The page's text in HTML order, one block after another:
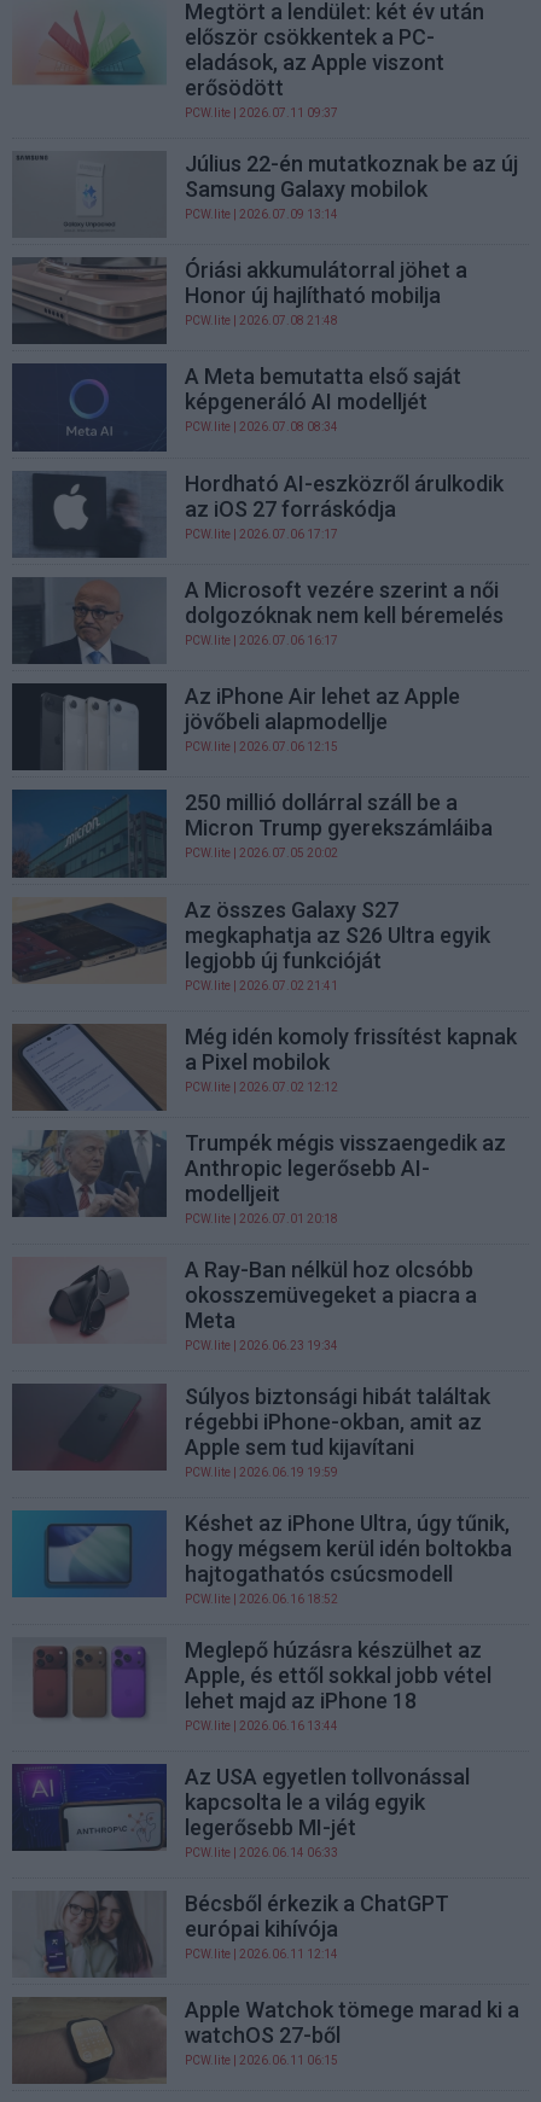
Megtört a lendület: két év után
először csökkentek a PC-
eladások, az Apple viszont
erősödött
PCW.lite | 2026.07.11 09:37
Július 22-én mutatkoznak be az új
Samsung Galaxy mobilok
PCW.lite | 2026.07.09 13:14
Óriási akkumulátorral jöhet a
Honor új hajlítható mobilja
PCW.lite | 2026.07.08 21:48
A Meta bemutatta első saját
képgeneráló AI modelljét
PCW.lite | 2026.07.08 08:34
Hordható AI-eszközről árulkodik
az iOS 27 forráskódja
PCW.lite | 2026.07.06 17:17
A Microsoft vezére szerint a női
dolgozóknak nem kell béremelés
PCW.lite | 2026.07.06 16:17
Az iPhone Air lehet az Apple
jövőbeli alapmodellje
PCW.lite | 2026.07.06 12:15
250 millió dollárral száll be a
Micron Trump gyerekszámláiba
PCW.lite | 2026.07.05 20:02
Az összes Galaxy S27
megkaphatja az S26 Ultra egyik
legjobb új funkcióját
PCW.lite | 2026.07.02 21:41
Még idén komoly frissítést kapnak
a Pixel mobilok
PCW.lite | 2026.07.02 12:12
Trumpék mégis visszaengedik az
Anthropic legerősebb AI-
modelljeit
PCW.lite | 2026.07.01 20:18
A Ray-Ban nélkül hoz olcsóbb
okosszemüvegeket a piacra a
Meta
PCW.lite | 2026.06.23 19:34
Súlyos biztonsági hibát találtak
régebbi iPhone-okban, amit az
Apple sem tud kijavítani
PCW.lite | 2026.06.19 19:59
Késhet az iPhone Ultra, úgy tűnik,
hogy mégsem kerül idén boltokba
hajtogathatós csúcsmodell
PCW.lite | 2026.06.16 18:52
Meglepő húzásra készülhet az
Apple, és ettől sokkal jobb vétel
lehet majd az iPhone 18
PCW.lite | 2026.06.16 13:44
Az USA egyetlen tollvonással
kapcsolta le a világ egyik
legerősebb MI-jét
PCW.lite | 2026.06.14 06:33
Bécsből érkezik a ChatGPT
európai kihívója
PCW.lite | 2026.06.11 12:14
Apple Watchok tömege marad ki a
watchOS 27-ből
PCW.lite | 2026.06.11 06:15